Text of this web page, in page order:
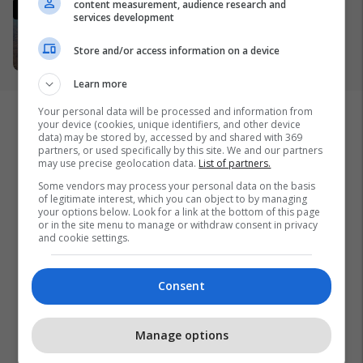
Irani ka një kërkesë të re për t'i
dhënë fund luftës - dhe kjo
mund t'i sjellë miliarda dollarë
content measurement, audience research and
services development
Store and/or access information on a device
Learn more
Your personal data will be processed and information from
your device (cookies, unique identifiers, and other device
data) may be stored by, accessed by and shared with 369
partners, or used specifically by this site. We and our partners
may use precise geolocation data. List of partners.
Some vendors may process your personal data on the basis
of legitimate interest, which you can object to by managing
your options below. Look for a link at the bottom of this page
or in the site menu to manage or withdraw consent in privacy
and cookie settings.
Consent
Manage options